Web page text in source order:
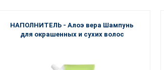
НАПОЛНИТЕЛЬ - Алоэ вера Шампунь
для окрашенных и сухих волос